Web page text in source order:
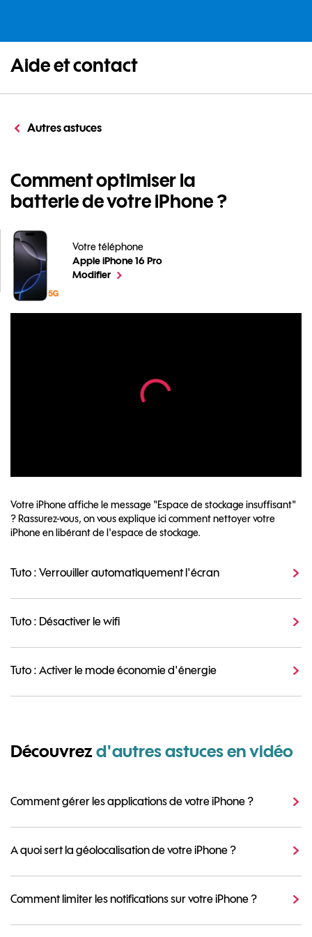
Aide et contact
Autres astuces
Comment optimiser la
batterie de votre iPhone ?
Votre téléphone
Apple iPhone 16 Pro
Comment optimiser la batterie de votre iPhone ?
Modifierle téléphone sélectionné
Votre iPhone affiche le message "Espace de stockage insuffisant"
? Rassurez-vous, on vous explique ici comment nettoyer votre
iPhone en libérant de l'espace de stockage.
Tuto : Verrouiller automatiquement l'écran
Tuto : Désactiver le wifi
Tuto : Activer le mode économie d'énergie
Découvrezd'autres astuces en vidéo
Comment gérer les applications de votre iPhone ?
A quoi sert la géolocalisation de votre iPhone ?
Comment limiter les notifications sur votre iPhone ?